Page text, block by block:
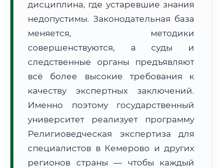
Формат учебы:
Дистанционно
🗺️ Зона обслуживания: г. Кемерово
• Маршрут транзита: ~204 км
📜 Документы и аккредитация ФИС ФРДО
дисциплина, где устаревшие знания
недопустимы. Законодательная база
меняется, методики
совершенствуются, а суды и
следственные органы предъявляют
всё более высокие требования к
качеству экспертных заключений.
Именно поэтому государственный
университет реализует программу
Религиоведческая экспертиза для
специалистов в Кемерово и других
регионов страны — чтобы каждый